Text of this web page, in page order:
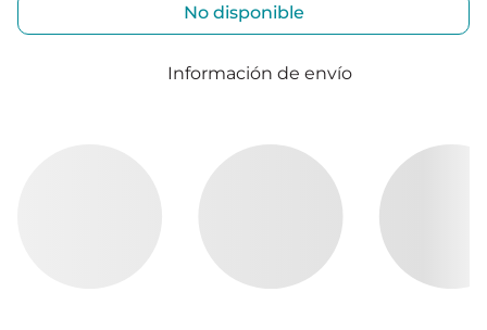
No disponible
Información de envío